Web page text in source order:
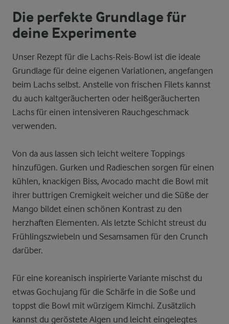
Die perfekte Grundlage für
deine Experimente
Unser Rezept für die Lachs-Reis-Bowl ist die ideale
Grundlage für deine eigenen Variationen, angefangen
beim Lachs selbst. Anstelle von frischen Filets kannst
du auch kaltgeräucherten oder heißgeräucherten
Lachs für einen intensiveren Rauchgeschmack
verwenden.
Von da aus lassen sich leicht weitere Toppings
hinzufügen. Gurken und Radieschen sorgen für einen
kühlen, knackigen Biss, Avocado macht die Bowl mit
ihrer buttrigen Cremigkeit weicher und die Süße der
Mango bildet einen schönen Kontrast zu den
herzhaften Elementen. Als letzte Schicht streust du
Frühlingszwiebeln und Sesamsamen für den Crunch
darüber.
Für eine koreanisch inspirierte Variante mischst du
etwas Gochujang für die Schärfe in die Soße und
toppst die Bowl mit würzigem Kimchi. Zusätzlich
kannst du geröstete Algen und leicht eingelegtes